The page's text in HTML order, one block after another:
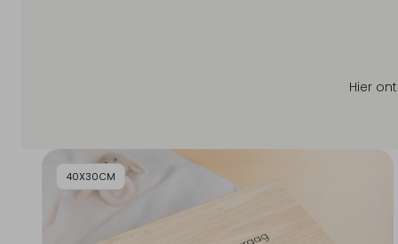
Hier
40X30CM